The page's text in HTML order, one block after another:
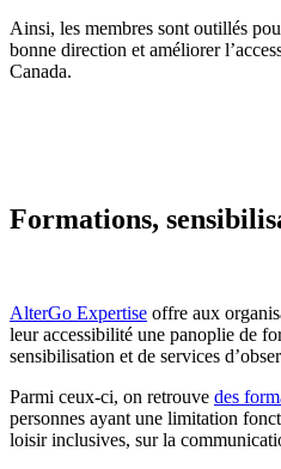
Ainsi, les membres sont outillés
bonne direction et améliorer
Canada.
Formations,
AlterGo Expertise offre aux
leur accessibilité une panoplie de
sensibilisation et de services
Parmi ceux-ci, on retrouve des
personnes ayant une limitation
loisir inclusives, sur la